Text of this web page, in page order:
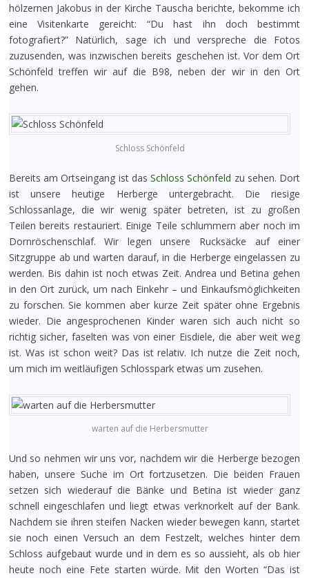
hölzernen Jakobus in der Kirche Tauscha berichte, bekomme ich
eine Visitenkarte gereicht: “Du hast ihn doch bestimmt
fotografiert?” Natürlich, sage ich und verspreche die Fotos
zuzusenden, was inzwischen bereits geschehen ist. Vor dem Ort
Schönfeld treffen wir auf die B98, neben der wir in den Ort
gehen.
Schloss Schönfeld
Bereits am Ortseingang ist dasSchloss Schönfeld zu sehen. Dort
ist unsere heutige Herberge untergebracht. Die riesige
Schlossanlage, die wir wenig später betreten, ist zu großen
Teilen bereits restauriert. Einige Teile schlummern aber noch im
Dornröschenschlaf. Wir legen unsere Rucksäcke auf einer
Sitzgruppe ab und warten darauf, in die Herberge eingelassen zu
werden. Bis dahin ist noch etwas Zeit. Andrea und Betina gehen
in den Ort zurück, um nach Einkehr – und Einkaufsmöglichkeiten
zu forschen. Sie kommen aber kurze Zeit später ohne Ergebnis
wieder. Die angesprochenen Kinder waren sich auch nicht so
richtig sicher, faselten was von einer Eisdiele, die aber weit weg
ist. Was ist schon weit? Das ist relativ. Ich nutze die Zeit noch,
um mich im weitläufigen Schlosspark etwas um zusehen.
warten auf die Herbersmutter
Und so nehmen wir uns vor, nachdem wir die Herberge bezogen
haben, unsere Suche im Ort fortzusetzen. Die beiden Frauen
setzen sich wiederauf die Bänke und Betina ist wieder ganz
schnell eingeschlafen und liegt etwas verknorkelt auf der Bank.
Nachdem sie ihren steifen Nacken wieder bewegen kann, startet
sie noch einen Versuch an dem Festzelt, welches hinter dem
Schloss aufgebaut wurde und in dem es so aussieht, als ob hier
heute noch eine Fete starten würde. Mit den Worten “Das ist